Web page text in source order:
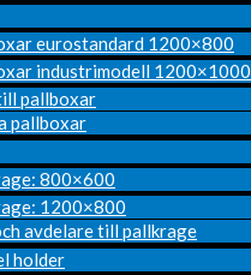
eurostandard 1200×800
industrimodell 1200×1000
pallboxar
pallboxar
800×600
1200×800
avdelare till pallkrage
holder